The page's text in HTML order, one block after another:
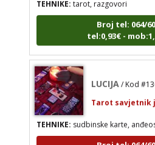
TEHNIKE:tarot, razgovori
Broj tel: 064/
tel:0,93€ -
Broj tel: 064/
tel:0,93€ -
Tarot savjetnik
TEHNIKE:sudbinske karte,
Broj tel: 064/
tel:0,93€ -